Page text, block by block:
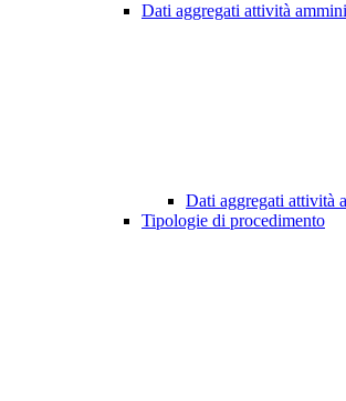
Dati aggregati attività
Dati aggregati attività
Tipologie di procedimento